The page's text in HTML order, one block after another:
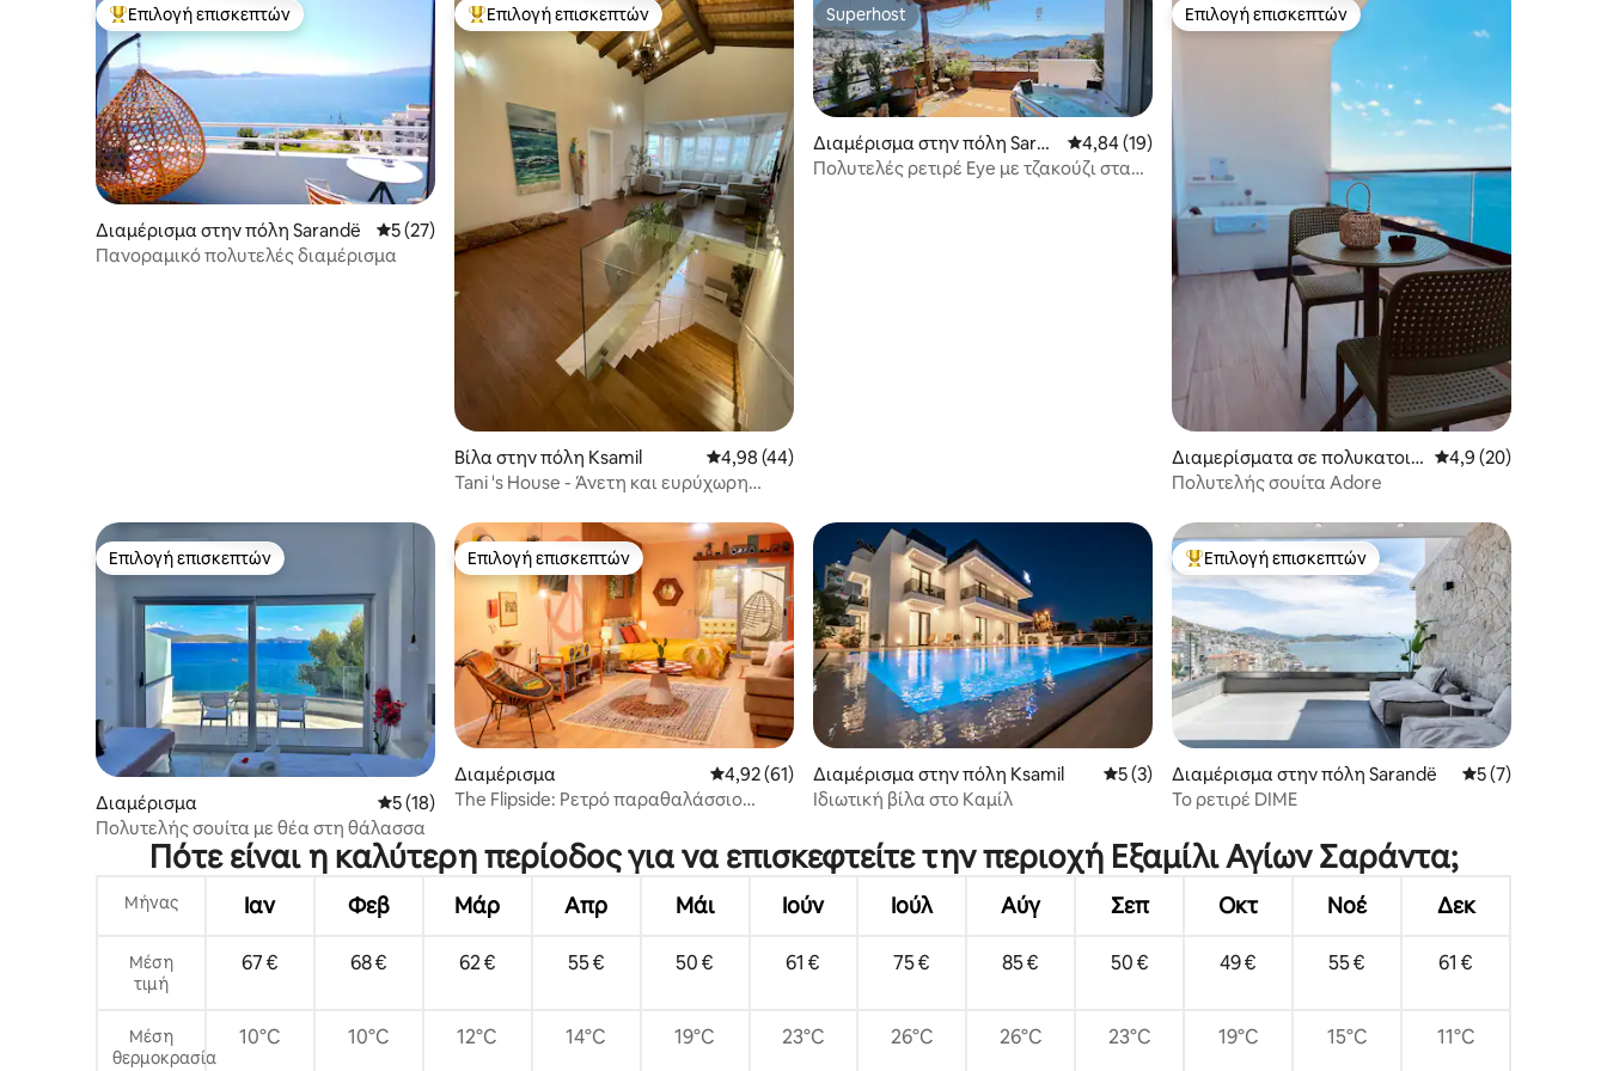
Κορυφαία επιλογή επισκεπτών
Επιλογή επισκεπτών
Διαμέρισμα στην πόλη Sarandë Μέση βαθμολογία: 5 στα 5, 27 κριτικές
5 (27)
Πανοραμικό πολυτελές διαμέρισμα
Κορυφαία επιλογή επισκεπτών
Επιλογή επισκεπτών
Βίλα στην πόλη Ksamil Μέση βαθμολογία: 4,98 στα 5, 44 κριτικές
4,98 (44)
Tani 's House - Άνετη και ευρύχωρη
Superhost
Superhost
Διαμέρισμα στην πόλη Saran
dë
Μέση βαθμολογία: 4,84 στα 5, 19 κριτικές
4,84 (19)
Πολυτελές ρετιρέ Eye με τζακούζι στα
Επιλογή επισκεπτών
Επιλογή επισκεπτών
Διαμερίσματα σε πολυκατοικ
ία στην πόλη Sarandë
Μέση βαθμολογία:
4,9 (20)
Πολυτελής σουίτα Adore
Επιλογή επισκεπτών
Επιλογή επισκεπτών
Διαμέρισμα Μέση βαθμολογία: 5 στα 5, 18 κριτικές
5 (18)
Πολυτελής σουίτα με θέα στη θάλασσα
Επιλογή επισκεπτών
Επιλογή επισκεπτών
Διαμέρισμα Μέση βαθμολογία: 4,92 στα 5, 61 κριτικές
4,92 (61)
The Flipside: Ρετρό παραθαλάσσιο
Διαμέρισμα στην πόλη Ksamil Μέση βαθμολογία: 5 στα 5, 3 κριτικές
5 (3)
Ιδιωτική βίλα στο Καμίλ
Κορυφαία επιλογή επισκεπτών
Επιλογή επισκεπτών
Διαμέρισμα στην πόλη Sarandë Μέση
5 (7)
Το ρετιρέ DIME
Πότε είναι η καλύτερη περίοδος για να επισκεφτείτε την περιοχή Εξαμίλι Αγίων Σαράντα;
Μήνας Ιαν Φεβ Μάρ Απρ Μάι Ιούν Ιούλ Αύγ Σεπ Οκτ Νοέ Δεκ
Μέση
τιμή
67 € 68 € 62 € 55 € 50 € 61 € 75 € 85 € 50 € 49 € 55 € 61 €
Μέση
θερμοκρασία
10°C 10°C 12°C 14°C 19°C 23°C 26°C 26°C 23°C 19°C 15°C 11°C